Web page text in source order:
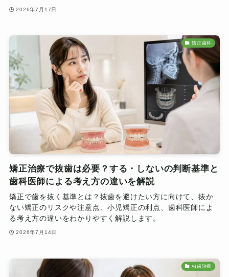
2026年7月17日
矯正歯科
矯正治療で抜歯は必要？する・しないの判断基準と
歯科医師による考え方の違いを解説
矯正で歯を抜く基準とは？抜歯を避けたい方に向けて、抜か
ない矯正のリスクや注意点、小児矯正の利点、歯科医師によ
る考え方の違いをわかりやすく解説します。
2026年7月14日
虫歯治療